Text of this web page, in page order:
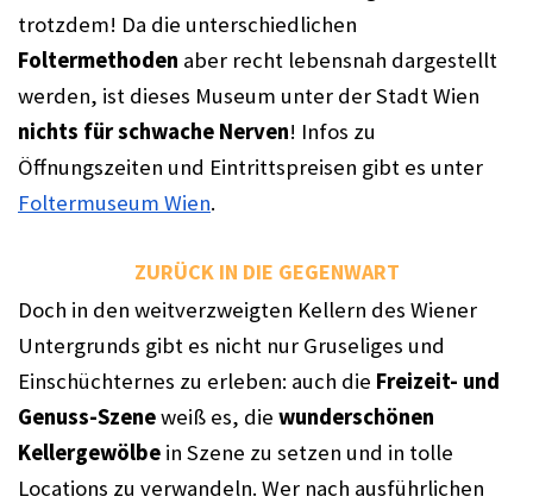
Foltermethoden aber recht lebensnah dargestellt
nichts für schwache Nerven! Infos zu
Foltermuseum Wien.
ZURÜCK IN DIE GEGENWART
Doch in den weitverzweigten Kellern des Wiener
Untergrunds gibt es nicht nur Gruseliges und
Einschüchternes zu erleben: auch die Freizeit- und
Genuss-Szene weiß es, die wunderschönen
Kellergewölbe in Szene zu setzen und in tolle
Locations zu verwandeln. Wer nach ausführlichen